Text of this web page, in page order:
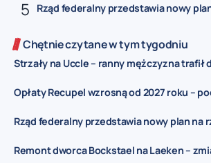
Rząd federalny przedstawia nowy
Chętnie czytane w tym tygodniu
Strzały na Uccle – ranny mężczyzna trafił
Opłaty Recupel wzrosną od 2027 roku –
Rząd federalny przedstawia nowy plan na
Remont dworca Bockstael na Laeken –